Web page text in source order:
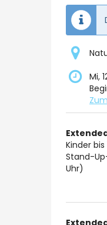
Mi,
Kinder
Stand-
Uhr)